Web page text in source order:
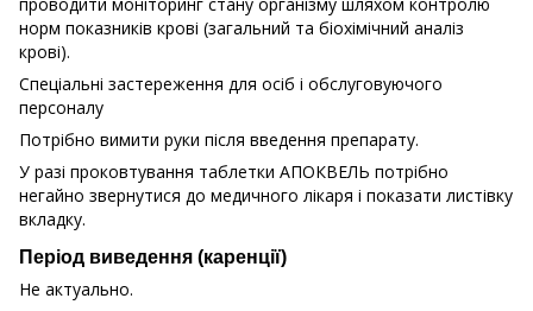
проводити моніторинг стану організму шляхом контролю
норм показників крові (загальний та біохімічний аналіз
крові).
Спеціальні застереження для осіб і обслуговуючого
персоналу
Потрібно вимити руки після введення препарату.
У разі проковтування таблетки АПОКВЕЛЬ потрібно
негайно звернутися до медичного лікаря і показати листівку
вкладку.
Період виведення (каренції)
Не актуально.